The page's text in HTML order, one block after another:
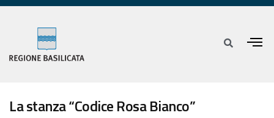
La stanza “Codice Rosa Bianco”